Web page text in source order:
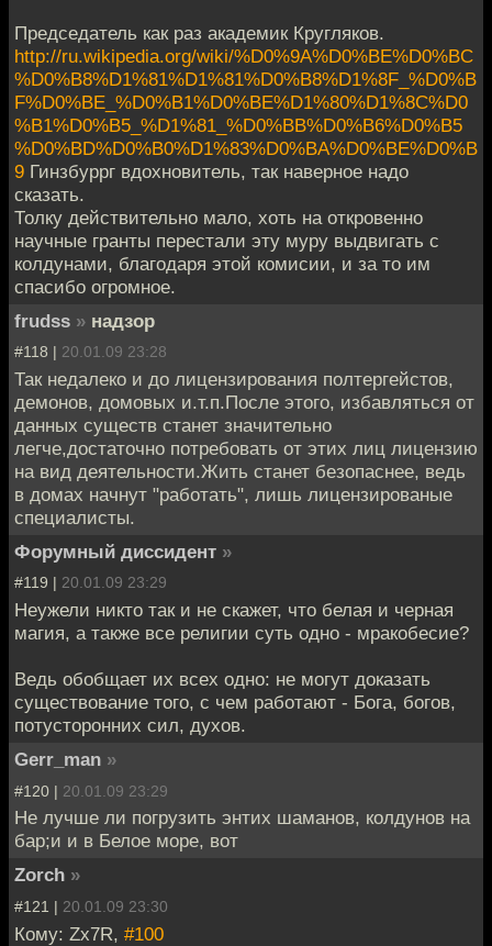
Председатель как раз академик Кругляков.
http://ru.wikipedia.org/wiki/%D0%9A%D0%BE%D0%BC
%D0%B8%D1%81%D1%81%D0%B8%D1%8F_%D0%B
F%D0%BE_%D0%B1%D0%BE%D1%80%D1%8C%D0
%B1%D0%B5_%D1%81_%D0%BB%D0%B6%D0%B5
%D0%BD%D0%B0%D1%83%D0%BA%D0%BE%D0%B
9 Гинзбуррг вдохновитель, так наверное надо
сказать.
Толку действительно мало, хоть на откровенно
научные гранты перестали эту муру выдвигать с
колдунами, благодаря этой комисии, и за то им
спасибо огромное.
frudss » надзор
#118 | 20.01.09 23:28
Так недалеко и до лицензирования полтергейстов,
демонов, домовых и.т.п.После этого, избавляться от
данных существ станет значительно
легче,достаточно потребовать от этих лиц лицензию
на вид деятельности.Жить станет безопаснее, ведь
в домах начнут "работать", лишь лицензированые
специалисты.
Форумный диссидент »
#119 | 20.01.09 23:29
Неужели никто так и не скажет, что белая и черная
магия, а также все религии суть одно - мракобесие?
Ведь обобщает их всех одно: не могут доказать
существование того, с чем работают - Бога, богов,
потусторонних сил, духов.
Gerr_man »
#120 | 20.01.09 23:29
Не лучше ли погрузить энтих шаманов, колдунов на
бар;и и в Белое море, вот
Zorch »
#121 | 20.01.09 23:30
Кому: Zx7R, #100